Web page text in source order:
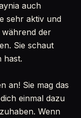
auch
sehr aktiv und
der
Sie schaut
hast.
an! Sie mag das
einmal dazu
Wenn